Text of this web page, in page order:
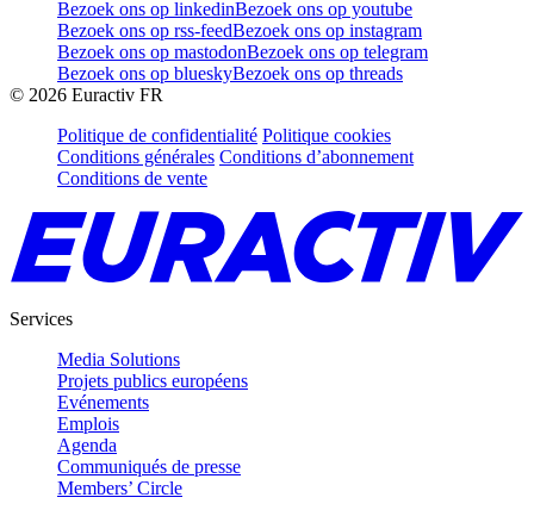
Bezoek ons op linkedinBezoek ons op youtube
Bezoek ons op rss-feedBezoek ons op instagram
Bezoek ons op mastodonBezoek ons op telegram
Bezoek ons op blueskyBezoek ons op threads
© 2026 Euractiv FR
Politique de confidentialité Politique cookies
Conditions générales Conditions d’abonnement
Conditions de vente
Services
Media Solutions
Projets publics européens
Evénements
Emplois
Agenda
Communiqués de presse
Members’ Circle